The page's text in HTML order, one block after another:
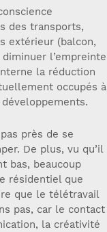
des transports,
extérieur (balcon,
l’empreinte
la réduction
occupés à
près de se
De plus, vu qu’il
bas, beaucoup
résidentiel que
que le télétravail
pas, car le contact
la créativité